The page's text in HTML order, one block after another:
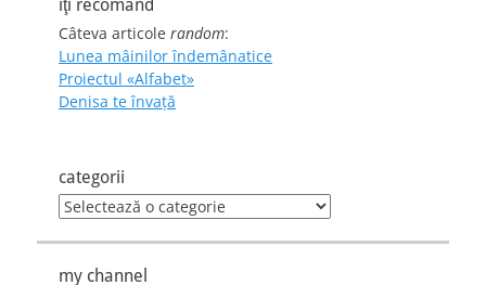
îţi recomand
Câteva articole random:
Lunea mâinilor îndemânatice
Proiectul «Alfabet»
Denisa te învaţă
categorii
categorii
my channel